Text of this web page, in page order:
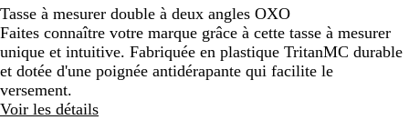
zoomer,
et
les
touches
fléchées
pour
zoomer,
et
les
touches
et
les
Tasse à mesurer double à deux angles OXO
Faites connaître votre marque grâce à cette tasse à mesurer
unique et intuitive. Fabriquée en plastique TritanMC durable
et dotée d'une poignée antidérapante qui facilite le
versement.
Voir les détails